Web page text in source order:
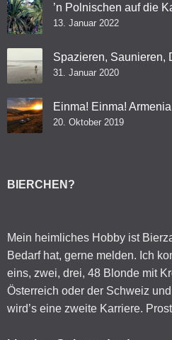
’n Polnischen auf die
13. Januar 2022
Spazieren, Saunieren,
31. Januar 2020
Einma! Einma!
20. Oktober 2019
BIERCHEN?
Mein heimliches Hobby ist
Bedarf hat, gerne melden. Ich
eins, zwei, drei, 48 Blonde mit
Österreich oder der Schweiz
wird’s eine zweite Karriere.